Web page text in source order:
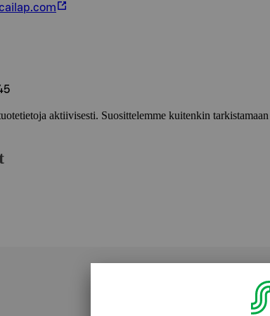
aktiivisesti. Suosittelemme kuitenkin